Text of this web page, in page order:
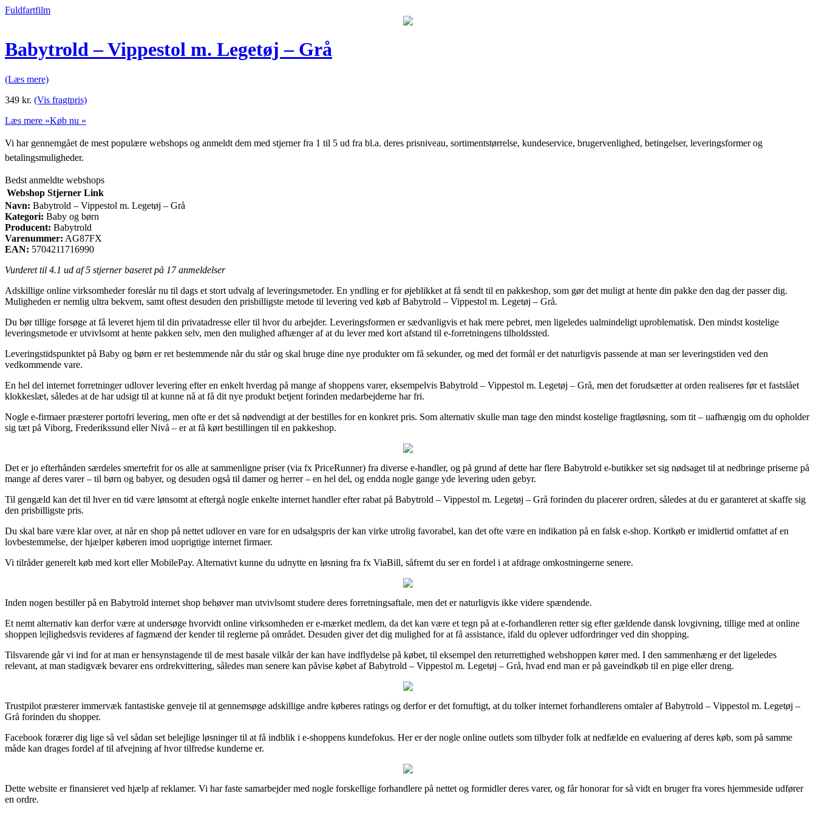
Fuldfartfilm
Babytrold – Vippestol m. Legetøj – Grå
(Læs mere)
349 kr. (Vis fragtpris)
Læs mere »Køb nu »
Vi har gennemgået de mest populære webshops og anmeldt dem med stjerner fra 1 til 5 ud fra bl.a. deres prisniveau, sortimentstørrelse, kundeservice, brugervenlighed, betingelser, leveringsformer og
betalingsmuligheder.
Bedst anmeldte webshops
Webshop Stjerner Link
Navn: Babytrold – Vippestol m. Legetøj – Grå
Kategori: Baby og børn
Producent: Babytrold
Varenummer: AG87FX
EAN: 5704211716990
Vurderet til 4.1 ud af 5 stjerner baseret på 17anmeldelser
Adskillige online virksomheder foreslår nu til dags et stort udvalg af leveringsmetoder. En yndling er for øjeblikket at få sendt til en pakkeshop, som gør det muligt at hente din pakke den dag der passer dig.
Muligheden er nemlig ultra bekvem, samt oftest desuden den prisbilligste metode til levering ved køb af Babytrold – Vippestol m. Legetøj – Grå.
Du bør tillige forsøge at få leveret hjem til din privatadresse eller til hvor du arbejder. Leveringsformen er sædvanligvis et hak mere pebret, men ligeledes ualmindeligt uproblematisk. Den mindst kostelige
leveringsmetode er utvivlsomt at hente pakken selv, men den mulighed afhænger af at du lever med kort afstand til e-forretningens tilholdssted.
Leveringstidspunktet på Baby og børn er ret bestemmende når du står og skal bruge dine nye produkter om få sekunder, og med det formål er det naturligvis passende at man ser leveringstiden ved den
vedkommende vare.
En hel del internet forretninger udlover levering efter en enkelt hverdag på mange af shoppens varer, eksempelvis Babytrold – Vippestol m. Legetøj – Grå, men det forudsætter at orden realiseres før et fastslået
klokkeslæt, således at de har udsigt til at kunne nå at få dit nye produkt betjent forinden medarbejderne har fri.
Nogle e-firmaer præsterer portofri levering, men ofte er det så nødvendigt at der bestilles for en konkret pris. Som alternativ skulle man tage den mindst kostelige fragtløsning, som tit – uafhængig om du opholder
sig tæt på Viborg, Frederikssund eller Nivå – er at få kørt bestillingen til en pakkeshop.
Det er jo efterhånden særdeles smertefrit for os alle at sammenligne priser (via fx PriceRunner) fra diverse e-handler, og på grund af dette har flere Babytrold e-butikker set sig nødsaget til at nedbringe priserne på
mange af deres varer – til børn og babyer, og desuden også til damer og herrer – en hel del, og endda nogle gange yde levering uden gebyr.
Til gengæld kan det til hver en tid være lønsomt at eftergå nogle enkelte internet handler efter rabat på Babytrold – Vippestol m. Legetøj – Grå forinden du placerer ordren, således at du er garanteret at skaffe sig
den prisbilligste pris.
Du skal bare være klar over, at når en shop på nettet udlover en vare for en udsalgspris der kan virke utrolig favorabel, kan det ofte være en indikation på en falsk e-shop. Kortkøb er imidlertid omfattet af en
lovbestemmelse, der hjælper køberen imod uoprigtige internet firmaer.
Vi tilråder generelt køb med kort eller MobilePay. Alternativt kunne du udnytte en løsning fra fx ViaBill, såfremt du ser en fordel i at afdrage omkostningerne senere.
Inden nogen bestiller på en Babytrold internet shop behøver man utvivlsomt studere deres forretningsaftale, men det er naturligvis ikke videre spændende.
Et nemt alternativ kan derfor være at undersøge hvorvidt online virksomheden er e-mærket medlem, da det kan være et tegn på at e-forhandleren retter sig efter gældende dansk lovgivning, tillige med at online
shoppen lejlighedsvis revideres af fagmænd der kender til reglerne på området. Desuden giver det dig mulighed for at få assistance, ifald du oplever udfordringer ved din shopping.
Tilsvarende går vi ind for at man er hensynstagende til de mest basale vilkår der kan have indflydelse på købet, til eksempel den returrettighed webshoppen kører med. I den sammenhæng er det ligeledes
relevant, at man stadigvæk bevarer ens ordrekvittering, således man senere kan påvise købet af Babytrold – Vippestol m. Legetøj – Grå, hvad end man er på gaveindkøb til en pige eller dreng.
Trustpilot præsterer immervæk fantastiske genveje til at gennemsøge adskillige andre køberes ratings og derfor er det fornuftigt, at du tolker internet forhandlerens omtaler af Babytrold – Vippestol m. Legetøj –
Grå forinden du shopper.
Facebook forærer dig lige så vel sådan set belejlige løsninger til at få indblik i e-shoppens kundefokus. Her er der nogle online outlets som tilbyder folk at nedfælde en evaluering af deres køb, som på samme
måde kan drages fordel af til afvejning af hvor tilfredse kunderne er.
Dette website er finansieret ved hjælp af reklamer. Vi har faste samarbejder med nogle forskellige forhandlere på nettet og formidler deres varer, og får honorar for så vidt en bruger fra vores hjemmeside udfører
en ordre.